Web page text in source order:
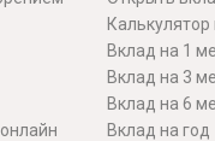
Вклад на 1
Вклад на 3
Вклад на 6
Вклад на год